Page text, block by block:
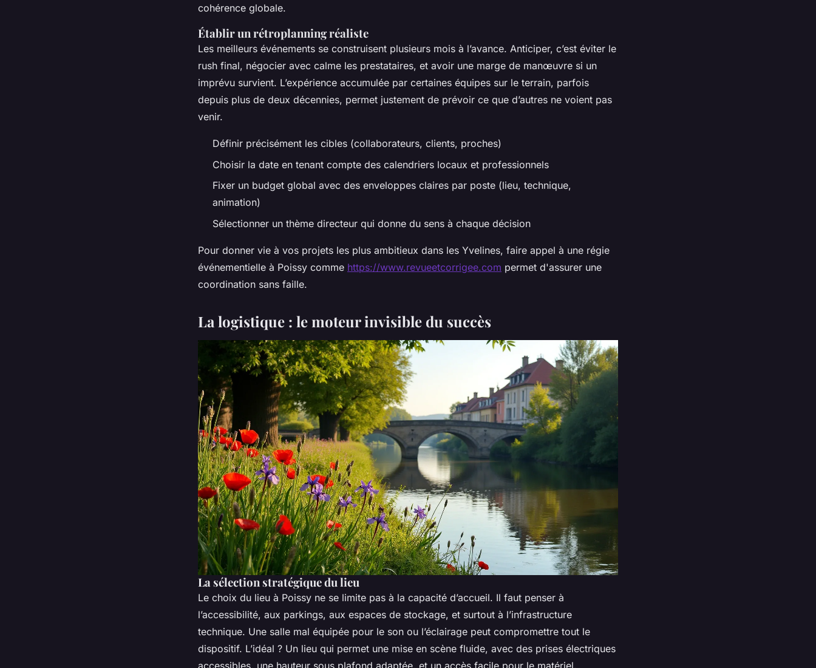
cohérence globale.
Établir un rétroplanning réaliste
Les meilleurs événements se construisent plusieurs mois à l’avance. Anticiper, c’est éviter le
rush final, négocier avec calme les prestataires, et avoir une marge de manœuvre si un
imprévu survient. L’expérience accumulée par certaines équipes sur le terrain, parfois
depuis plus de deux décennies, permet justement de prévoir ce que d’autres ne voient pas
venir.
Définir précisément les cibles (collaborateurs, clients, proches)
Choisir la date en tenant compte des calendriers locaux et professionnels
Fixer un budget global avec des enveloppes claires par poste (lieu, technique,
animation)
Sélectionner un thème directeur qui donne du sens à chaque décision
Pour donner vie à vos projets les plus ambitieux dans les Yvelines, faire appel à une régie
événementielle à Poissy comme https://www.revueetcorrigee.com permet d'assurer une
coordination sans faille.
La logistique : le moteur invisible du succès
La sélection stratégique du lieu
Le choix du lieu à Poissy ne se limite pas à la capacité d’accueil. Il faut penser à
l’accessibilité, aux parkings, aux espaces de stockage, et surtout à l’infrastructure
technique. Une salle mal équipée pour le son ou l’éclairage peut compromettre tout le
dispositif. L’idéal ? Un lieu qui permet une mise en scène fluide, avec des prises électriques
accessibles, une hauteur sous plafond adaptée, et un accès facile pour le matériel.